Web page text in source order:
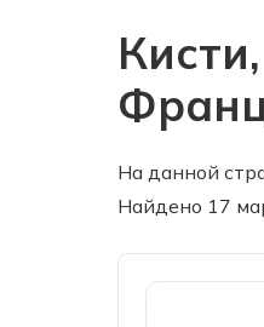
На данной
Найдено 17